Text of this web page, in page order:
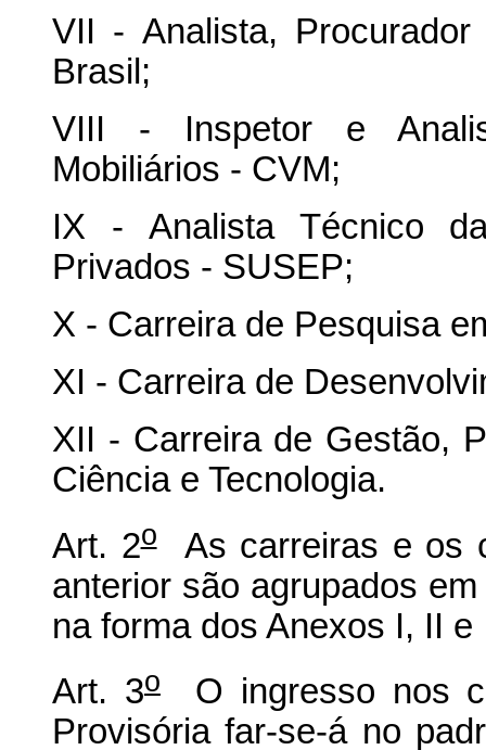
VII - Analista,
Brasil;
VIII - Inspetor e
Mobiliários - CVM;
IX - Analista Técnico
Privados - SUSEP;
X - Carreira de Pesquisa
XI - Carreira de
XII - Carreira de Gestão,
Ciência e Tecnologia.
Art. 2oAs carreiras e os
anterior são agrupados
na forma dos Anexos I, II e
Art. 3oO ingresso nos
Provisória far-se-á no